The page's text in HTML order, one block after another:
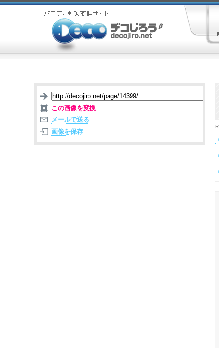
この画像を変換
メールで送る
画像を保存